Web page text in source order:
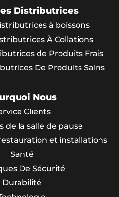
Distributrices
à boissons
À Collations
de Produits Frais
De Produits Sains
Nous
Clients
de la salle de pause
et installations
Santé
De Sécurité
Durabilité